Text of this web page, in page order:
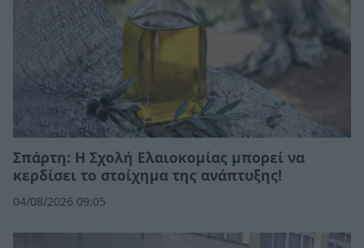
Σπάρτη: Η Σχολή Ελαιοκομίας μπορεί να
κερδίσει το στοίχημα της ανάπτυξης!
04/08/2026 09:05